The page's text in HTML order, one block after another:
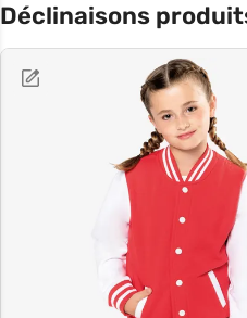
Déclinaisons